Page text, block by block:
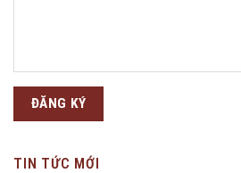
TIN TỨC MỚI